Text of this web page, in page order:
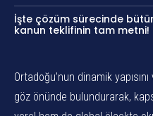
İşte çözüm sürecinde
kanun teklifinin tam metni!
Ortadoğu’nun dinamik
göz önünde bulundurarak,